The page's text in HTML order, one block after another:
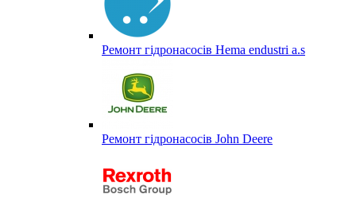
Ремонт гідронасосів Hema endustri a.s
Ремонт гідронасосів John Deere